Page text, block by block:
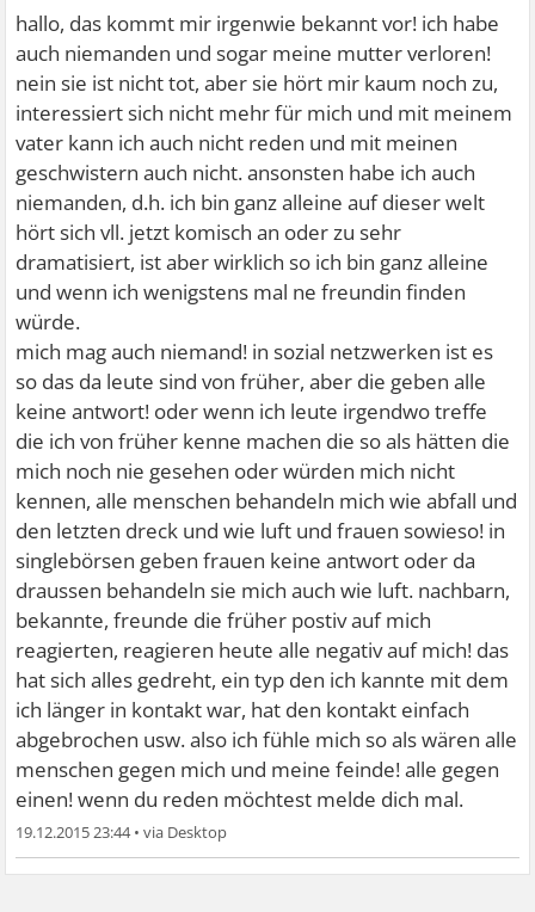
Klar es gab "freunde" mit denen man viel unternommen
hatte, aber nach der zeit verlor sich das ganze aus den
Augen.
Heute ist es sogar so das ich ausser meiner Mutter und
meinem Bruder keine Personen mehr habe, mit denen
ich schreiben oder telefonieren kann.
Meine alten Freunde interessieren sich nichtmehr für
mich und schreiben nie.
Auch wenn ich mal schreibe kommt garnicht erst eine
Antwort.
Da ich zur Abendschule gehe habe ich selbstverständlich
versucht neue Leute bzw. Mal die richtigen kennen zu
lernen aber ich habe immer das Gefühl das niemand
etwas mit mir zutun haben möchte.
In sozialen Netzwerken bin ich seit ich denken kann aktiv
aber egal wem ich schreibe und egal auf welche Art und
Weise es kommt nie eine antwort.
Ich bin an einem Punkt angekommen an dem ich mich
eingemauert und unverstanden fühle.
Ich sehne mich soo sehr danach wenigstens eine Person
zu haben an die ich mich wenden kann.
Endlich jemand der mir auch zuhört und Interesse an mir
zeigt !
Und mich nicht ignoriert und so tut als wäre ich Luft !
Das hört sich bestimmt alles ganz dramatisch an aber ich
träume so sehr davon endlich jemanden zu finden mit
dem man lachen kann und seine Freuden und Emotionen
Endlich jemand dem man über seine probleme, Ängste,
freuden usw. In Kenntnis setzen kann, ohne übersehen
hallo, das kommt mir irgenwie bekannt vor! ich habe
auch niemanden und sogar meine mutter verloren!
nein sie ist nicht tot, aber sie hört mir kaum noch zu,
interessiert sich nicht mehr für mich und mit meinem
vater kann ich auch nicht reden und mit meinen
geschwistern auch nicht. ansonsten habe ich auch
niemanden, d.h. ich bin ganz alleine auf dieser welt
hört sich vll. jetzt komisch an oder zu sehr
dramatisiert, ist aber wirklich so ich bin ganz alleine
und wenn ich wenigstens mal ne freundin finden
würde.
mich mag auch niemand! in sozial netzwerken ist es
so das da leute sind von früher, aber die geben alle
keine antwort! oder wenn ich leute irgendwo treffe
die ich von früher kenne machen die so als hätten die
mich noch nie gesehen oder würden mich nicht
kennen, alle menschen behandeln mich wie abfall und
den letzten dreck und wie luft und frauen sowieso! in
singlebörsen geben frauen keine antwort oder da
draussen behandeln sie mich auch wie luft. nachbarn,
bekannte, freunde die früher postiv auf mich
reagierten, reagieren heute alle negativ auf mich! das
hat sich alles gedreht, ein typ den ich kannte mit dem
ich länger in kontakt war, hat den kontakt einfach
abgebrochen usw. also ich fühle mich so als wären alle
menschen gegen mich und meine feinde! alle gegen
einen! wenn du reden möchtest melde dich mal.
19.12.2015 23:44•